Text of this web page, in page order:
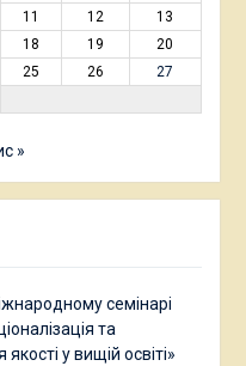
11 12
13
18 19
20
25 26
27
»
семінарі
та
у вищій освіті»